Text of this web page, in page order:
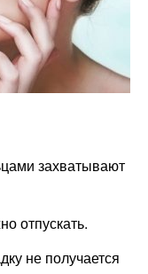
захватывают
отпускать.
не получается